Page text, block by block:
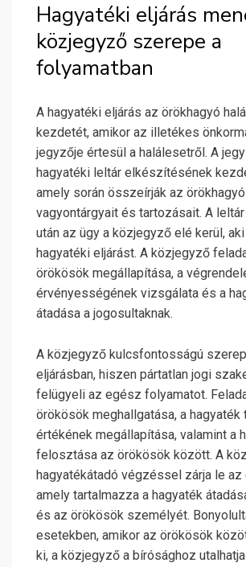
Hagyatéki eljárás
közjegyző szerepe a
folyamatban
A hagyatéki eljárás az örökhagyó
kezdetét, amikor az illetékes
jegyzője értesül a halálesetről. A
hagyatéki leltár elkészítésének
amely során összeírják az örökhagyó
vagyontárgyait és tartozásait. A
után az ügy a közjegyző elé kerül,
hagyatéki eljárást. A közjegyző
örökösök megállapítása, a
érvényességének vizsgálata és a
átadása a jogosultaknak.
A közjegyző kulcsfontosságú
eljárásban, hiszen pártatlan jogi
felügyeli az egész folyamatot.
örökösök meghallgatása, a hagyaték
értékének megállapítása, valamint a
felosztása az örökösök között. A
hagyatékátadó végzéssel zárja le az
amely tartalmazza a hagyaték
és az örökösök személyét.
esetekben, amikor az örökösök
ki, a közjegyző a bírósághoz